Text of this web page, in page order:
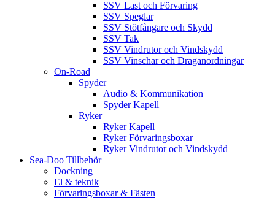
SSV Last och Förvaring
SSV Speglar
SSV Stötfångare och Skydd
SSV Tak
SSV Vindrutor och Vindskydd
SSV Vinschar och Draganordningar
On-Road
Spyder
Audio & Kommunikation
Spyder Kapell
Ryker
Ryker Kapell
Ryker Förvaringsboxar
Ryker Vindrutor och Vindskydd
Sea-Doo Tillbehör
Dockning
El & teknik
Förvaringsboxar & Fästen